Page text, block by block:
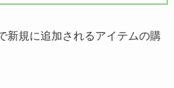
新規に追加されるアイテムの購